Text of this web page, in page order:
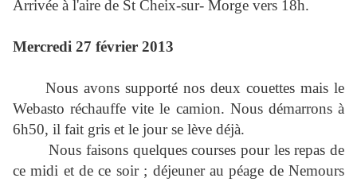
Arrivée à l'aire de St Cheix-sur- Morge vers 18h.
Mercredi 27 février 2013
Nous avons supporté nos deux couettes mais le
Webasto réchauffe vite le camion. Nous démarrons à
6h50, il fait gris et le jour se lève déjà.
Nous faisons quelques courses pour les repas de
ce midi et de ce soir ; déjeuner au péage de Nemours